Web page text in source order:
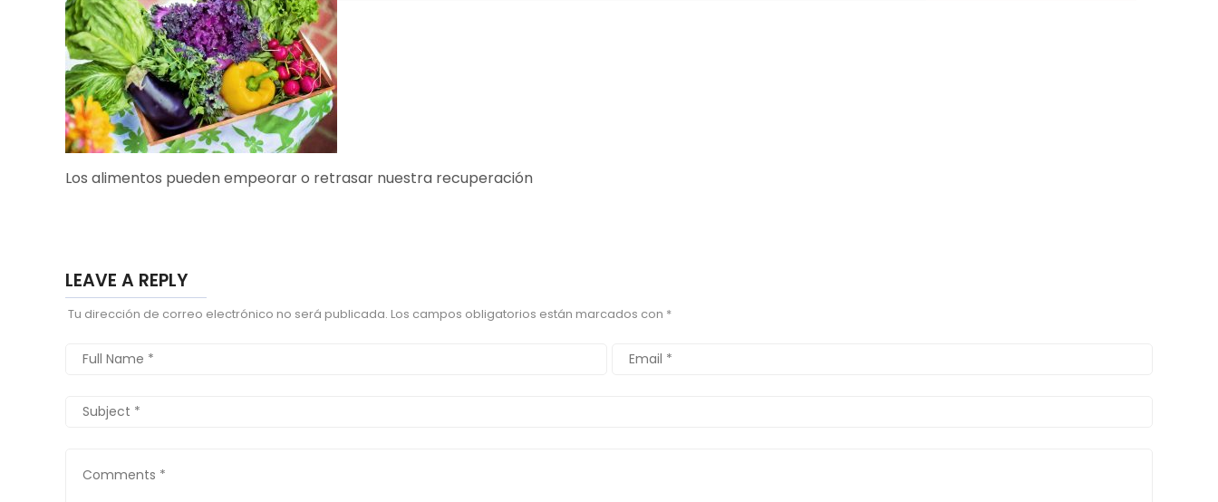
Los alimentos pueden empeorar o retrasar nuestra recuperación
LEAVE A REPLY
Tu dirección de correo electrónico no será publicada. Los campos obligatorios están marcados con *